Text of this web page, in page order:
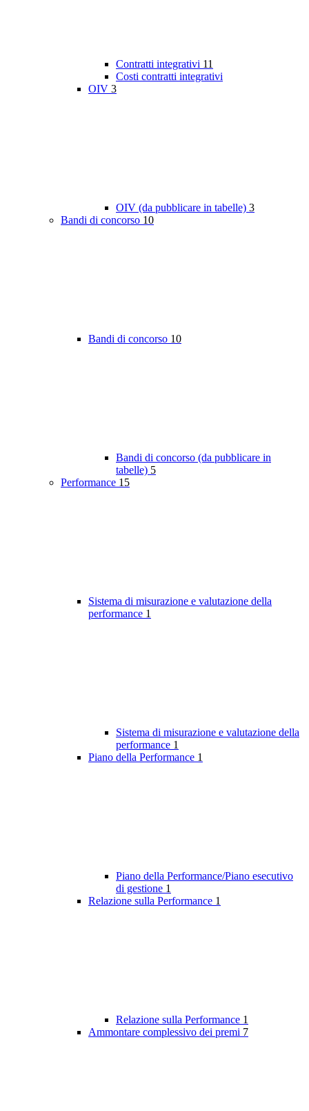
Contratti integrativi 11
Costi contratti integrativi
OIV 3
OIV (da pubblicare in tabelle) 3
Bandi di concorso 10
Bandi di concorso 10
Bandi di concorso (da pubblicare in
tabelle) 5
Performance 15
Sistema di misurazione e valutazione della
performance 1
Sistema di misurazione e valutazione della
performance 1
Piano della Performance 1
Piano della Performance/Piano esecutivo
di gestione 1
Relazione sulla Performance 1
Relazione sulla Performance 1
Ammontare complessivo dei premi 7